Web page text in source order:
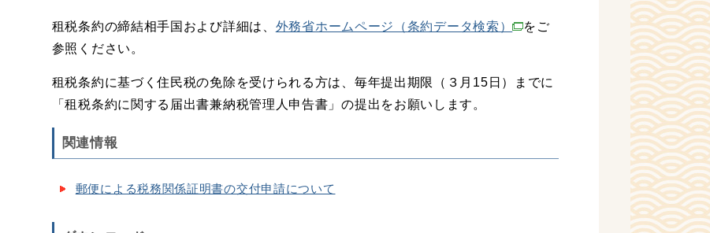
租税条約の締結相手国および詳細は、 外務省ホームページ（条約データ検索）
をご
参照ください。
租税条約に基づく住民税の免除を受けられる方は、毎年提出期限（３月15日）までに
「租税条約に関する届出書兼納税管理人申告書」の提出をお願いします。
関連情報
郵便による税務関係証明書の交付申請について